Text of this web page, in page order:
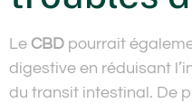
Le CBD pourrait
digestive en réduisant
du transit intestinal. De